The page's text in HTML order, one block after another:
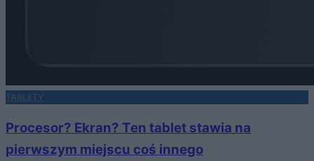
TABLETY
Procesor? Ekran? Ten tablet stawia na
pierwszym miejscu coś innego